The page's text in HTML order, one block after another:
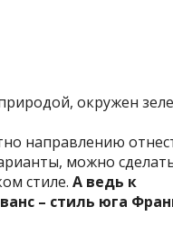
окружен
направлению
можно
стиле. А ведь к
– стиль юга